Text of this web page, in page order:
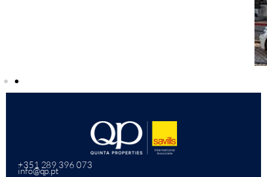
+351 289 396 073
info@qp.pt